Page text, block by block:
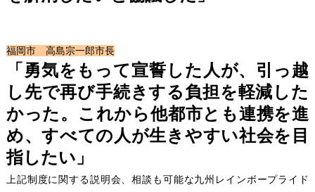
福岡市 高島宗一郎市長
「勇気をもって宣誓した人が、引っ越
し先で再び手続きする負担を軽減した
かった。これから他都市とも連携を進
め、すべての人が生きやすい社会を目
指したい」
上記制度に関する説明会、相談も可能な九州レインボープライド